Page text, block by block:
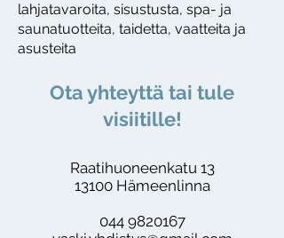
lahjatavaroita, sisustusta, spa- ja
saunatuotteita, taidetta, vaatteita ja
asusteita
Ota yhteyttä tai tule
visiitille!
Raatihuoneenkatu 13
13100 Hämeenlinna
044 9820167